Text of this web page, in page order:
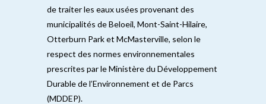
de traiter les eaux usées provenant des
municipalités de Beloeil, Mont-Saint-Hilaire,
Otterburn Park et McMasterville, selon le
respect des normes environnementales
prescrites par le Ministère du Développement
Durable de l’Environnement et de Parcs
(MDDEP).